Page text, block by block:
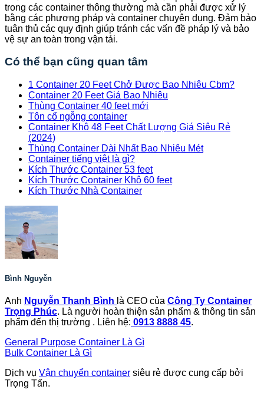
trong các container thông thường mà cần phải được xử lý
bằng các phương pháp và container chuyên dụng. Đảm bảo
tuân thủ các quy định giúp tránh các vấn đề pháp lý và bảo
vệ sự an toàn trong vận tải.
Có thể bạn cũng quan tâm
1 Container 20 Feet Chở Được Bao Nhiêu Cbm?
Container 20 Feet Giá Bao Nhiêu
Thùng Container 40 feet mới
Tôn cổ ngỗng container
Container Khô 48 Feet Chất Lượng Giá Siêu Rẻ
(2024)
Thùng Container Dài Nhất Bao Nhiêu Mét
Container tiếng việt là gì?
Kích Thước Container 53 feet
Kích Thước Container Khô 60 feet
Kích Thước Nhà Container
Bình Nguyễn
Anh Nguyễn Thanh Bình là CEO của Công Ty Container
Trọng Phúc. Là người hoàn thiện sản phẩm & thông tin sản
phẩm đến thị trường . Liên hệ: 0913 8888 45.
General Purpose Container Là Gì
Bulk Container Là Gì
Dịch vụ Vận chuyển container siêu rẻ được cung cấp bởi
Trọng Tấn.